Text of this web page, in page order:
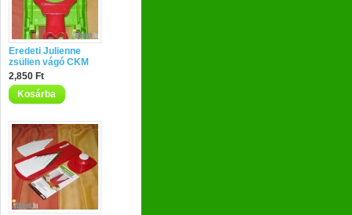
Eredeti Julienne
zsülien vágó CKM
2,850 Ft
Kosárba